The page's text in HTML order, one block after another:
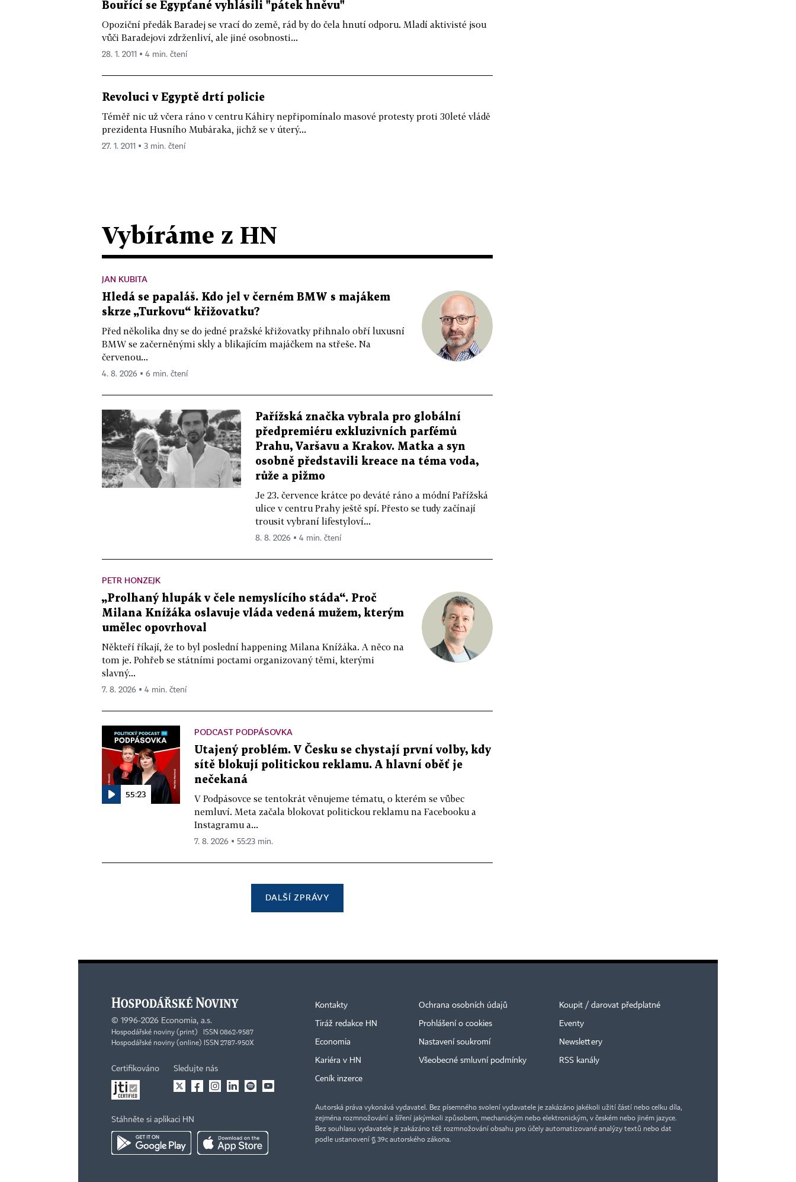
Bouřící se Egypťané vyhlásili "pátek hněvu"
Opoziční předák Baradej se vrací do země, rád by do čela hnutí odporu. Mladí aktivisté jsou
vůči Baradejovi zdrženliví, ale jiné osobnosti...
28. 1. 2011 ▪ 4 min. čtení
Revoluci v Egyptě drtí policie
Téměř nic už včera ráno v centru Káhiry nepřipomínalo masové protesty proti 30leté vládě
prezidenta Husního Mubáraka, jichž se v úterý...
27. 1. 2011 ▪ 3 min. čtení
Vybíráme z HN
JAN KUBITA
Hledá se papaláš. Kdo jel v černém BMW s majákem
skrze „Turkovu“ křižovatku?
Před několika dny se do jedné pražské křižovatky přihnalo obří luxusní
BMW se začerněnými skly a blikajícím majáčkem na střeše. Na
červenou...
4. 8. 2026 ▪ 6 min. čtení
Pařížská značka vybrala pro globální
předpremiéru exkluzivních parfémů
Prahu, Varšavu a Krakov. Matka a syn
osobně představili kreace na téma voda,
růže a pižmo
Je 23. července krátce po deváté ráno a módní Pařížská
ulice v centru Prahy ještě spí. Přesto se tudy začínají
trousit vybraní lifestyloví...
8. 8. 2026 ▪ 4 min. čtení
PETR HONZEJK
„Prolhaný hlupák v čele nemyslícího stáda“. Proč
Milana Knížáka oslavuje vláda vedená mužem, kterým
umělec opovrhoval
Někteří říkají, že to byl poslední happening Milana Knížáka. A něco na
tom je. Pohřeb se státními poctami organizovaný těmi, kterými
slavný...
7. 8. 2026 ▪ 4 min. čtení
55:23
PODCAST PODPÁSOVKA
Utajený problém. V Česku se chystají první volby, kdy
sítě blokují politickou reklamu. A hlavní oběť je
nečekaná
V Podpásovce se tentokrát věnujeme tématu, o kterém se vůbec
nemluví. Meta začala blokovat politickou reklamu na Facebooku a
Instagramu a...
7. 8. 2026 ▪ 55:23 min.
DALŠÍ ZPRÁVY
© 1996-2026 Economia, a.s.
Hospodářské noviny (print) ISSN 0862-9587
Hospodářské noviny (online) ISSN 2787-950X
Certifikováno Sledujte nás
Stáhněte si aplikaci HN
Kontakty
Tiráž redakce HN
Economia
Kariéra v HN
Ceník inzerce
Ochrana osobních údajů
Prohlášení o cookies
Nastavení soukromí
Všeobecné smluvní podmínky
Koupit / darovat předplatné
Eventy
Newslettery
RSS kanály
Autorská práva vykonává vydavatel. Bez písemného svolení vydavatele je zakázáno jakékoli užití částí nebo celku díla,
zejména rozmnožování a šíření jakýmkoli způsobem, mechanickým nebo elektronickým, v českém nebo jiném jazyce.
Bez souhlasu vydavatele je zakázáno též rozmnožování obsahu pro účely automatizované analýzy textů nebo dat
podle ustanovení § 39c autorského zákona.